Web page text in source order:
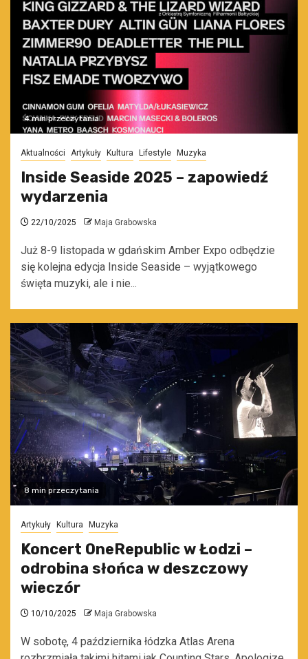
4 min przeczytania
Aktualności Artykuły Kultura Lifestyle Muzyka
Inside Seaside 2025 – zapowiedź
wydarzenia
22/10/2025 Maja Grabowska
Już 8-9 listopada w gdańskim Amber Expo odbędzie
się kolejna edycja Inside Seaside – wyjątkowego
święta muzyki, ale i nie...
8 min przeczytania
Artykuły Kultura Muzyka
Koncert OneRepublic w Łodzi –
odrobina słońca w deszczowy
wieczór
10/10/2025 Maja Grabowska
W sobotę, 4 października łódzka Atlas Arena